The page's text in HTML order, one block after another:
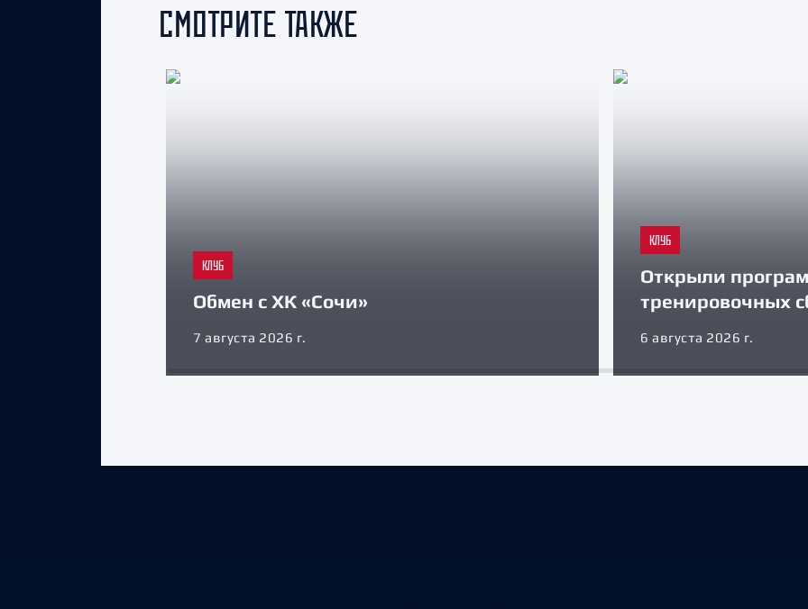
СМОТРИТЕ ТАКЖЕ
КЛУБ
Обмен с ХК «Сочи»
7 августа 2026 г.
КЛУБ
Открыли
тренировочных
6 августа 2026 г.